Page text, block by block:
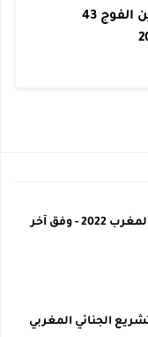
النتائج النهائية لامتحان نهاية التكوين الفوج 43
تحميل PDF : مدونة السير بالمغرب 2022 - وفق آخر
الجنائي المغربي